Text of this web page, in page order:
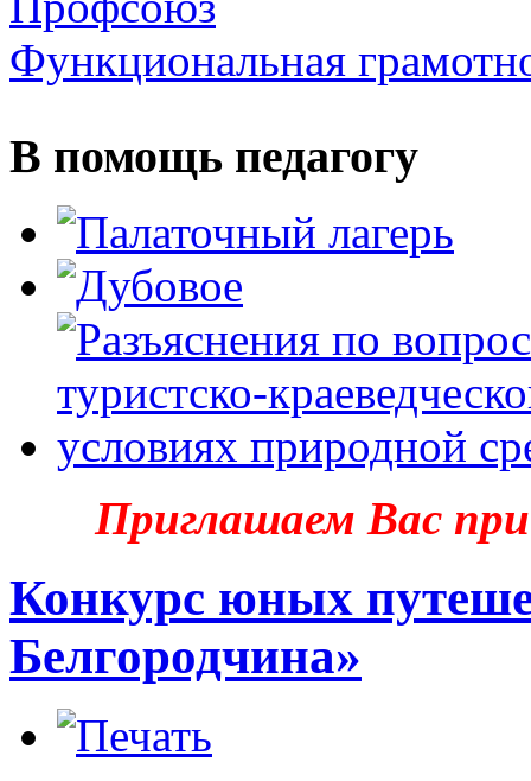
Функциональная
В помощь педагогу
Приглашаем Вас
Конкурс юных
Белгородчина»